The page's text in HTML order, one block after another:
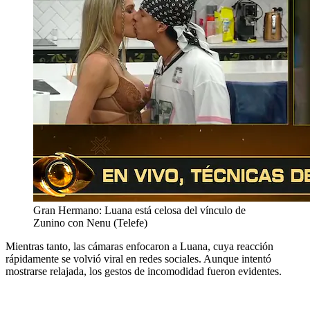
Gran Hermano: Luana está celosa del vínculo de
Zunino con Nenu (Telefe)
Mientras tanto, las cámaras enfocaron a Luana, cuya reacción
rápidamente se volvió viral en redes sociales. Aunque intentó
mostrarse relajada, los gestos de incomodidad fueron evidentes.